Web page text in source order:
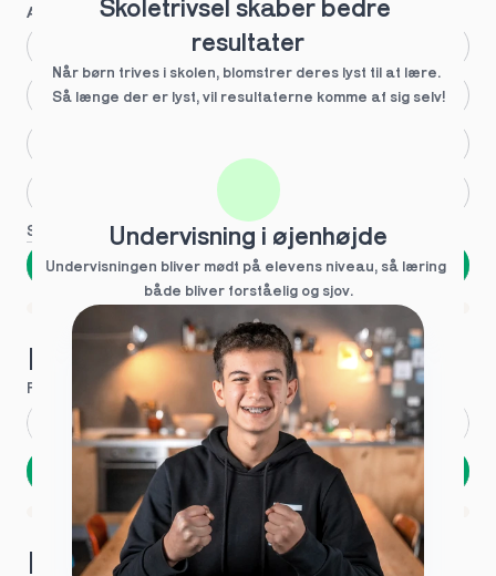
Anbefalet til dig
Større skoleglæde
Se flere
Næste
Spring over
1 ud af 9 for at finde den rette tutor
Hvad hedder du?
Fornavn Efternavn
Næste
Opbevares sikkert - oplysninger deles aldrig
1 ud af 9 for at finde den rette tutor
Hvordan kontakter vi dig?
Skoletrivsel skaber bedre
resultater
Når børn trives i skolen, blomstrer deres lyst til at lære.
Så længe der er lyst, vil resultaterne komme af sig selv!
Undervisning i øjenhøjde
Undervisningen bliver mødt på elevens niveau, så læring
både bliver forståelig og sjov.